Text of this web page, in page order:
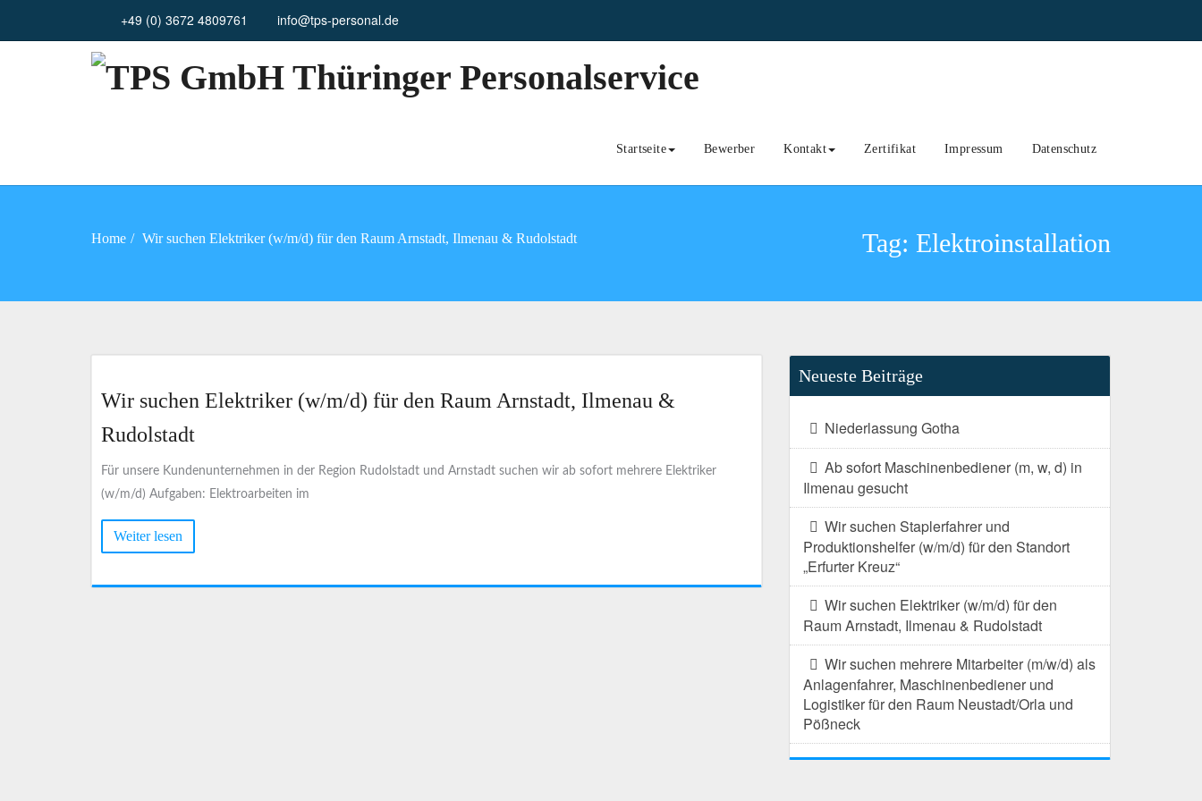
+49 (0) 3672 4809761 info@tps-personal.de
TPS GmbH Thüringer Personalservice
Startseite Bewerber Kontakt Zertifikat Impressum Datenschutz
Home Wir suchen Elektriker (w/m/d) für den Raum Arnstadt, Ilmenau & Rudolstadt Tag: Elektroinstallation
JULI
24
Wir suchen Elektriker (w/m/d) für den Raum Arnstadt, Ilmenau &
Rudolstadt
Für unsere Kundenunternehmen in der Region Rudolstadt und Arnstadt suchen wir ab sofort mehrere Elektriker
(w/m/d) Aufgaben: Elektroarbeiten im
Weiter lesen
Neueste Beiträge
Niederlassung Gotha
Ab sofort Maschinenbediener (m, w, d) in
Ilmenau gesucht
Wir suchen Staplerfahrer und
Produktionshelfer (w/m/d) für den Standort
„Erfurter Kreuz“
Wir suchen Elektriker (w/m/d) für den
Raum Arnstadt, Ilmenau & Rudolstadt
Wir suchen mehrere Mitarbeiter (m/w/d) als
Anlagenfahrer, Maschinenbediener und
Logistiker für den Raum Neustadt/Orla und
Pößneck